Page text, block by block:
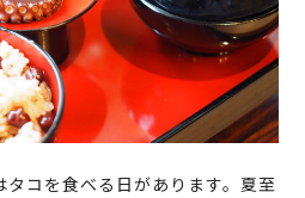
タコを食べる日があります。夏至